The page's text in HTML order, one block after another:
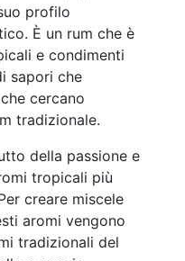
profilo
È un rum che è
e condimenti
sapori che
cercano
tradizionale.
della passione e
tropicali più
creare miscele
aromi vengono
tradizionali del